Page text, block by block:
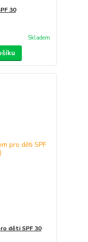
30
Skladem
děti SPF 30